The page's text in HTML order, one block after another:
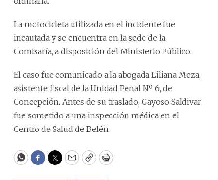
La motocicleta utilizada en el incidente fue
incautada y se encuentra en la sede de la
Comisaría, a disposición del Ministerio Público.
El caso fue comunicado a la abogada Liliana Meza,
asistente fiscal de la Unidad Penal Nº 6, de
Concepción. Antes de su traslado, Gayoso Saldivar
fue sometido a una inspección médica en el
Centro de Salud de Belén.
WhatsApp
Facebook
Twitter
EmailCopyPrint